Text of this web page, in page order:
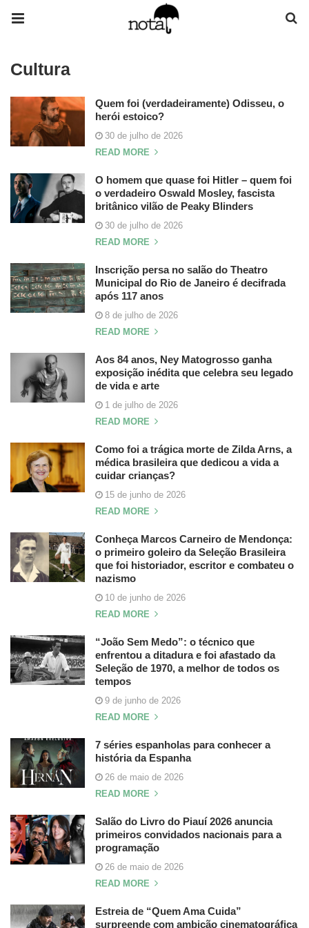
Cultura
Quem foi (verdadeiramente) Odisseu, o
herói estoico?
30 de julho de 2026
READ MORE
O homem que quase foi Hitler – quem foi
o verdadeiro Oswald Mosley, fascista
britânico vilão de Peaky Blinders
30 de julho de 2026
READ MORE
Inscrição persa no salão do Theatro
Municipal do Rio de Janeiro é decifrada
após 117 anos
8 de julho de 2026
READ MORE
Aos 84 anos, Ney Matogrosso ganha
exposição inédita que celebra seu legado
de vida e arte
1 de julho de 2026
READ MORE
Como foi a trágica morte de Zilda Arns, a
médica brasileira que dedicou a vida a
cuidar crianças?
15 de junho de 2026
READ MORE
Conheça Marcos Carneiro de Mendonça:
o primeiro goleiro da Seleção Brasileira
que foi historiador, escritor e combateu o
nazismo
10 de junho de 2026
READ MORE
“João Sem Medo”: o técnico que
enfrentou a ditadura e foi afastado da
Seleção de 1970, a melhor de todos os
tempos
9 de junho de 2026
READ MORE
7 séries espanholas para conhecer a
história da Espanha
26 de maio de 2026
READ MORE
Salão do Livro do Piauí 2026 anuncia
primeiros convidados nacionais para a
programação
26 de maio de 2026
READ MORE
Estreia de “Quem Ama Cuida”
surpreende com ambição cinematográfica